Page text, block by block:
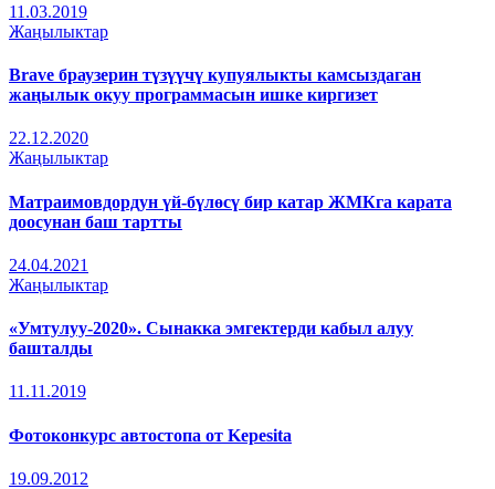
11.03.2019
Жаңылыктар
Brave браузерин түзүүчү купуялыкты камсыздаган
жаңылык окуу программасын ишке киргизет
22.12.2020
Жаңылыктар
Матраимовдордун үй-бүлөсү бир катар ЖМКга карата
доосунан баш тартты
24.04.2021
Жаңылыктар
«Умтулуу-2020». Сынакка эмгектерди кабыл алуу
башталды
11.11.2019
Фотоконкурс автостопа от Kepesita
19.09.2012